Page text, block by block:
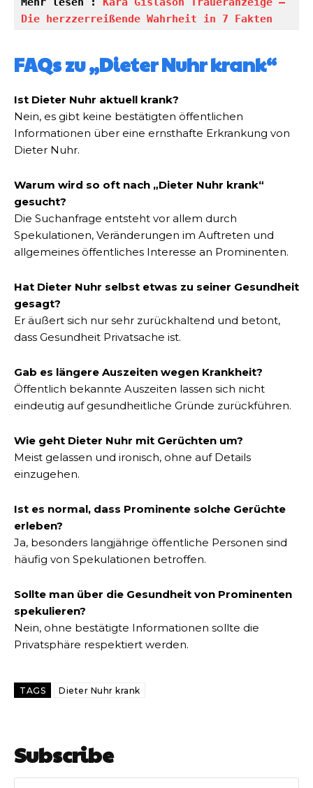
Die herzzerreißende Wahrheit in 7 Fakten
FAQs zu „Dieter Nuhr krank“
Ist Dieter Nuhr aktuell krank?
Nein, es gibt keine bestätigten öffentlichen
Informationen über eine ernsthafte Erkrankung von
Dieter Nuhr.
Warum wird so oft nach „Dieter Nuhr krank“
gesucht?
Die Suchanfrage entsteht vor allem durch
Spekulationen, Veränderungen im Auftreten und
allgemeines öffentliches Interesse an Prominenten.
Hat Dieter Nuhr selbst etwas zu seiner Gesundheit
gesagt?
Er äußert sich nur sehr zurückhaltend und betont,
dass Gesundheit Privatsache ist.
Gab es längere Auszeiten wegen Krankheit?
Öffentlich bekannte Auszeiten lassen sich nicht
eindeutig auf gesundheitliche Gründe zurückführen.
Wie geht Dieter Nuhr mit Gerüchten um?
Meist gelassen und ironisch, ohne auf Details
einzugehen.
Ist es normal, dass Prominente solche Gerüchte
erleben?
Ja, besonders langjährige öffentliche Personen sind
häufig von Spekulationen betroffen.
Sollte man über die Gesundheit von Prominenten
spekulieren?
Nein, ohne bestätigte Informationen sollte die
Privatsphäre respektiert werden.
TAGS Dieter Nuhr krank
Subscribe